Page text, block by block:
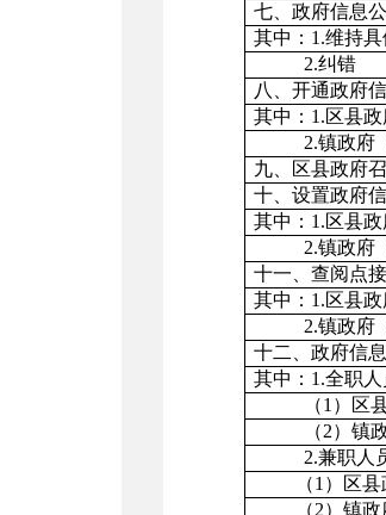
七、政府信息
其中： 1.维持
2.纠错
八、开通政府
其中： 1.区县
2.镇政府
九、区县政府
十、设置政府
其中： 1.区县
2.镇政府
十一、查阅点
其中： 1.区县
2.镇政府
十二、政府信
其中： 1.全职人
（1 ）区
（2）镇
2.兼职人
（1 ）区
（2）镇政